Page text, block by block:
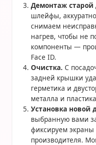
Демонтаж старой
шлейфы,
снимаем
нагрев, чтобы не
компоненты —
Face ID.
Очистка. С
задней крышки
герметика и
металла и
Установка новой
выбранную вами
фиксируем экраны
производителя.